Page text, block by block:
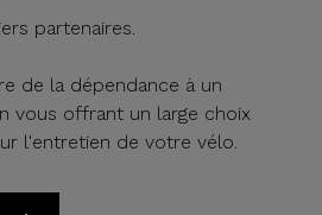
partenaires.
de la dépendance à un
vous offrant un large choix
l'entretien de votre vélo.